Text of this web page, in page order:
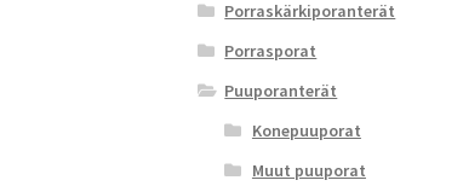
Porraskärkiporanterät
Porrasporat
Puuporanterät
Konepuuporat
Muut puuporat